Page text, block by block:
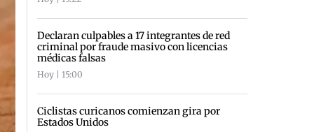
Declaran culpables a 17 integrantes de red
criminal por fraude masivo con licencias
médicas falsas
Hoy | 15:00
Ciclistas curicanos comienzan gira por
Estados Unidos